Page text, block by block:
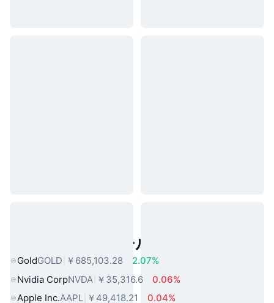
人気のリアルワールドアセット
GoldGOLD ￥685,103.28
2.07%
Nvidia CorpNVDA ￥35,316.6
0.06%
Apple Inc.AAPL ￥49,418.21 0.04%